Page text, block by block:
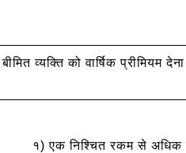
बीमित व्यक्ति को वार्षिक प्रीमियम
१) एक निश्चित रकम से अधिक